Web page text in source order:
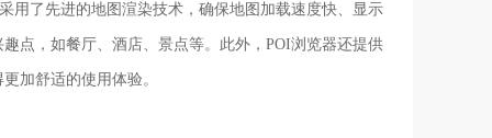
用了先进的地图渲染技术，确保地图加载速度快、显示
点，如餐厅、酒店、景点等。此外，POI浏览器还提供
加舒适的使用体验。